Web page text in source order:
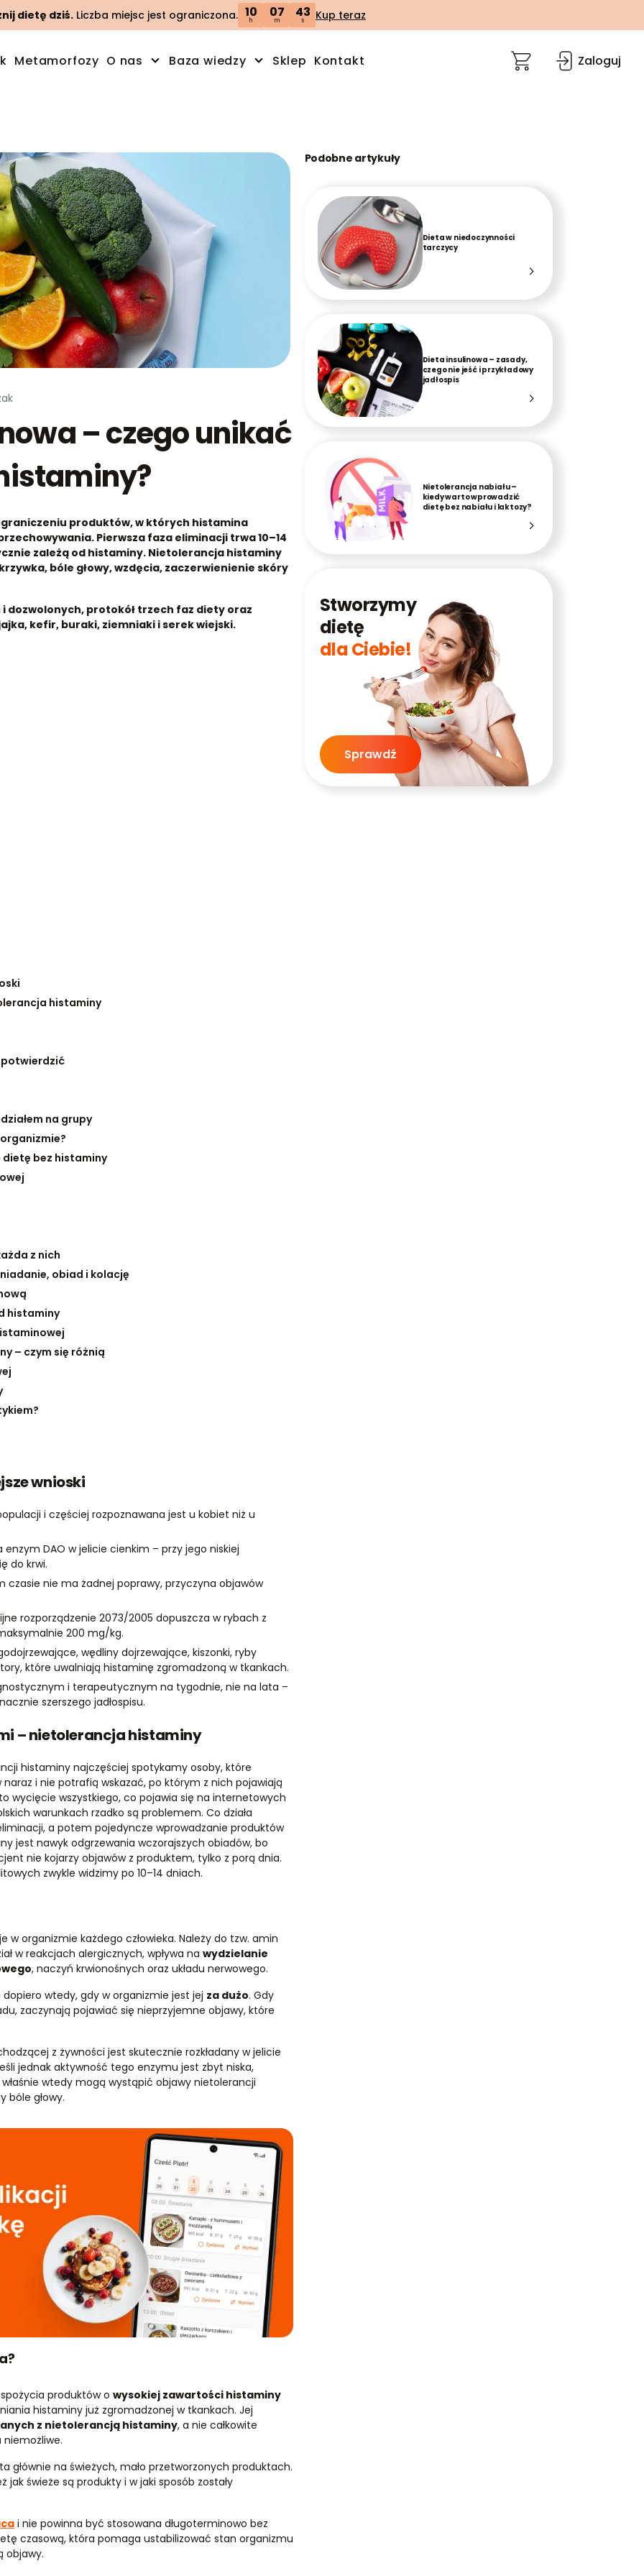
dietę dziś. Liczba miejsc jest ograniczona. 10
h
07
m
42
s Kup teraz
Metamorfozy O nas Baza wiedzy Sklep Kontakt Zaloguj
– czego unikać
produktów, w których histamina
Pierwsza faza eliminacji trwa 10–14
zależą od histaminy. Nietolerancja histaminy
bóle głowy, wzdęcia, zaczerwienienie skóry
dozwolonych, protokół trzech faz diety oraz
kefir, buraki, ziemniaki i serek wiejski.
histaminy
na grupy
bez histaminy
z nich
obiad i kolację
histaminy
– czym się różnią
wnioski
i częściej rozpoznawana jest u kobiet niż u
DAO w jelicie cienkim – przy jego niskiej
do krwi.
czasie nie ma żadnej poprawy, przyczyna objawów
rozporządzenie 2073/2005 dopuszcza w rybach z
200 mg/kg.
wędliny dojrzewające, kiszonki, ryby
które uwalniają histaminę zgromadzoną w tkankach.
i terapeutycznym na tygodnie, nie na lata –
szerszego jadłospisu.
– nietolerancja histaminy
histaminy najczęściej spotykamy osoby, które
i nie potrafią wskazać, po którym z nich pojawiają
wycięcie wszystkiego, co pojawia się na internetowych
warunkach rzadko są problemem. Co działa
a potem pojedyncze wprowadzanie produktów
jest nawyk odgrzewania wczorajszych obiadów, bo
nie kojarzy objawów z produktem, tylko z porą dnia.
zwykle widzimy po 10–14 dniach.
organizmie każdego człowieka. Należy do tzw. amin
w reakcjach alergicznych, wpływa na wydzielanie
, naczyń krwionośnych oraz układu nerwowego.
dopiero wtedy, gdy w organizmie jest jej za dużo. Gdy
zaczynają pojawiać się nieprzyjemne objawy, które
z żywności jest skutecznie rozkładany w jelicie
jednak aktywność tego enzymu jest zbyt niska,
wtedy mogą wystąpić objawy nietolerancji
bóle głowy.
produktów o wysokiej zawartości histaminy
histaminy już zgromadzonej w tkankach. Jej
z nietolerancją histaminy, a nie całkowite
głównie na świeżych, mało przetworzonych produktach.
świeże są produkty i w jaki sposób zostały
i nie powinna być stosowana długoterminowo bez
czasową, która pomaga ustabilizować stan organizmu
objawy.
Podobne artykuły
Dieta w niedoczynności
tarczycy
Dieta insulinowa – zasady,
czego nie jeść i przykładowy
jadłospis
Nietolerancja nabiału –
kiedy warto wprowadzić
dietę bez nabiału i laktozy?
Stworzymy
dietę
dla Ciebie!
Sprawdź